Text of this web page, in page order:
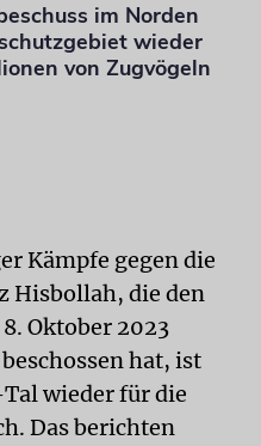
im Norden
wieder
von Zugvögeln
Kämpfe gegen die
Hisbollah, die den
Oktober 2023
hat, ist
wieder für die
Das berichten